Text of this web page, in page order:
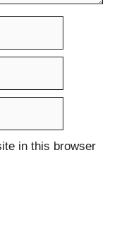
in this browser